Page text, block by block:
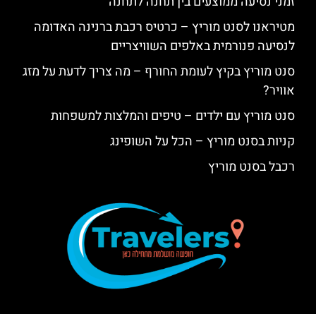
מטיראנו לסנט מוריץ – כרטיס רכבת ברנינה האדומה
לנסיעה פנורמית באלפים השוויצריים
סנט מוריץ בקיץ לעומת החורף – מה צריך לדעת על מזג
אוויר?
סנט מוריץ עם ילדים – טיפים והמלצות למשפחות
קניות בסנט מוריץ – הכל על השופינג
רכבל בסנט מוריץ